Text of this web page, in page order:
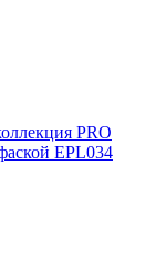
PRO
EPL034